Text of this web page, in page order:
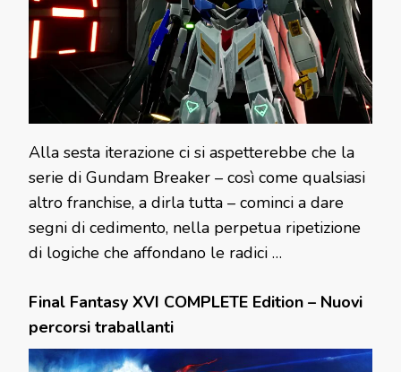
Alla sesta iterazione ci si aspetterebbe che la
serie di Gundam Breaker – così come qualsiasi
altro franchise, a dirla tutta – cominci a dare
segni di cedimento, nella perpetua ripetizione
di logiche che affondano le radici …
Final Fantasy XVI COMPLETE Edition – Nuovi
percorsi traballanti